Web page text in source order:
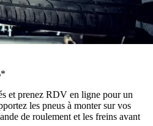
et prenez RDV en ligne pour un
les pneus à monter sur vos
de roulement et les freins avant